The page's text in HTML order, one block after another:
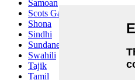
Samoan
Scots Gaelic
Shona
Sindhi
Sundanese
Swahili
Tajik
Tamil